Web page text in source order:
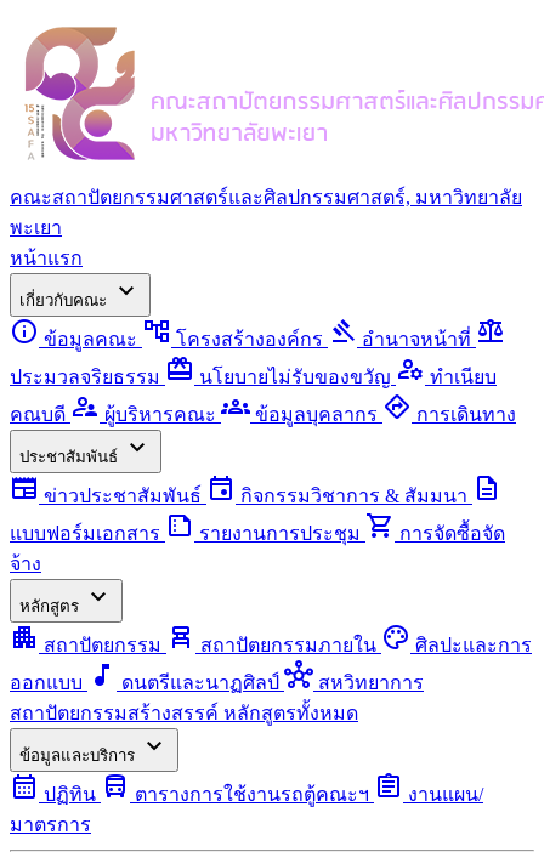
คณะสถาปัตยกรรมศาสตร์และศิลปกรรมศาสตร์, มหาวิทยาลัย
พะเยา
หน้าแรก
เกี่ยวกับคณะ
expand_more
info ข้อมูลคณะ account_tree โครงสร้างองค์กร gavel อำนาจหน้าที่ balance
ประมวลจริยธรรม redeem นโยบายไม่รับของขวัญ manage_accounts ทำเนียบ
คณบดี supervisor_account ผู้บริหารคณะ groups ข้อมูลบุคลากร directions การเดินทาง
ประชาสัมพันธ์
expand_more
newspaper ข่าวประชาสัมพันธ์ event กิจกรรมวิชาการ & สัมมนา description
แบบฟอร์มเอกสาร summarize รายงานการประชุม shopping_cart การจัดซื้อจัด
จ้าง
หลักสูตร
expand_more
apartment สถาปัตยกรรม chair_alt สถาปัตยกรรมภายใน palette ศิลปะและการ
ออกแบบ
music_note ดนตรีและนาฏศิลป์ hub สหวิทยาการ
สถาปัตยกรรมสร้างสรรค์ หลักสูตรทั้งหมด
ข้อมูลและบริการ
expand_more
calendar_month ปฏิทิน directions_bus ตารางการใช้งานรถตู้คณะฯ assignment งานแผน/
มาตรการ